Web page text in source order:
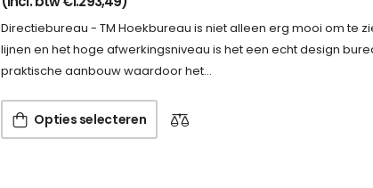
Directiebureau - TM Hoekbureau is niet alleen erg mooi om te
lijnen en het hoge afwerkingsniveau is het een echt design
praktische aanbouw waardoor het…
Opties selecteren